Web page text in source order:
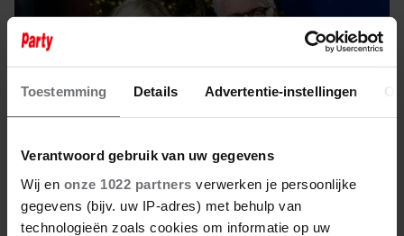
Toestemming Details Advertentie-instellingen
Verantwoord gebruik van uw gegevens
Wij en onze 1022 partners verwerken je persoonlijke
gegevens (bijv. uw IP-adres) met behulp van
technologieën zoals cookies om informatie op uw